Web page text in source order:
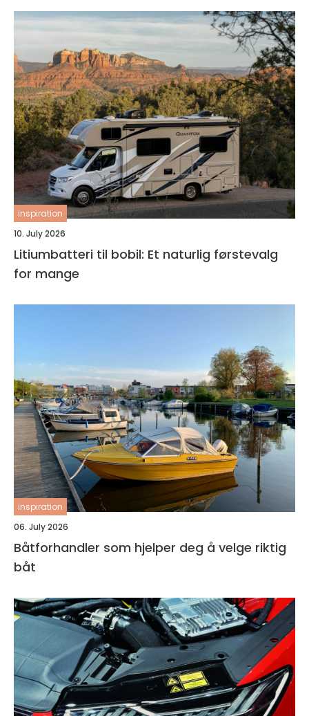
inspiration
10. July 2026
Litiumbatteri til bobil: Et naturlig førstevalg
for mange
inspiration
06. July 2026
Båtforhandler som hjelper deg å velge riktig
båt